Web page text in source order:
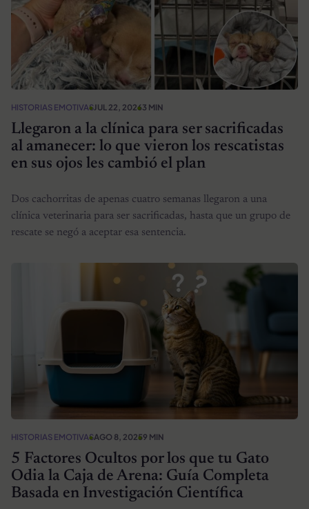
HISTORIAS EMOTIVASJUL 22, 20263 MIN
Llegaron a la clínica para ser sacrificadas
al amanecer: lo que vieron los rescatistas
en sus ojos les cambió el plan
Dos cachorritas de apenas cuatro semanas llegaron a una
clínica veterinaria para ser sacrificadas, hasta que un grupo de
rescate se negó a aceptar esa sentencia.
HISTORIAS EMOTIVASAGO 8, 20259 MIN
5 Factores Ocultos por los que tu Gato
Odia la Caja de Arena: Guía Completa
Basada en Investigación Científica